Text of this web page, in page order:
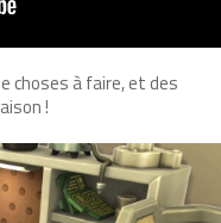
choses à faire, et des
!